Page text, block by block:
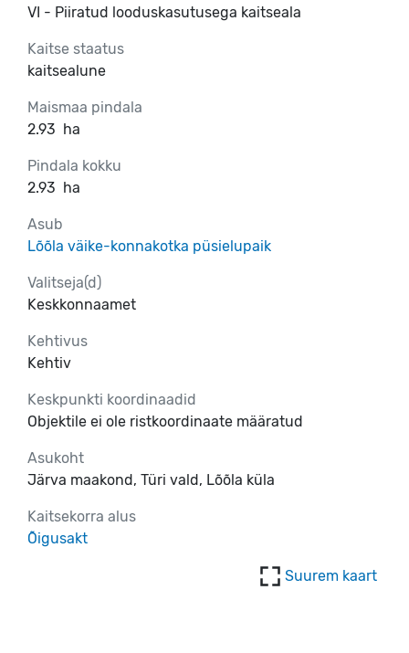
VI - Piiratud looduskasutusega kaitseala
Kaitse staatus
kaitsealune
Maismaa pindala
2.93 ha
Pindala kokku
2.93 ha
Asub
Lõõla väike-konnakotka püsielupaik
Valitseja(d)
Keskkonnaamet
Kehtivus
Kehtiv
Keskpunkti koordinaadid
Objektile ei ole ristkoordinaate määratud
Asukoht
Järva maakond, Türi vald, Lõõla küla
Kaitsekorra alus
Õigusakt
Suurem kaart